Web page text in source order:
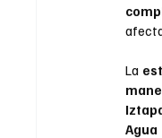
La
Agua